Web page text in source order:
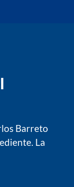
Barreto
La